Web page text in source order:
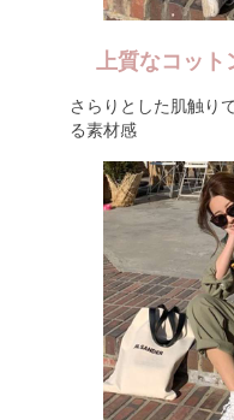
上質なコット
さらりとした肌触り
る素材感